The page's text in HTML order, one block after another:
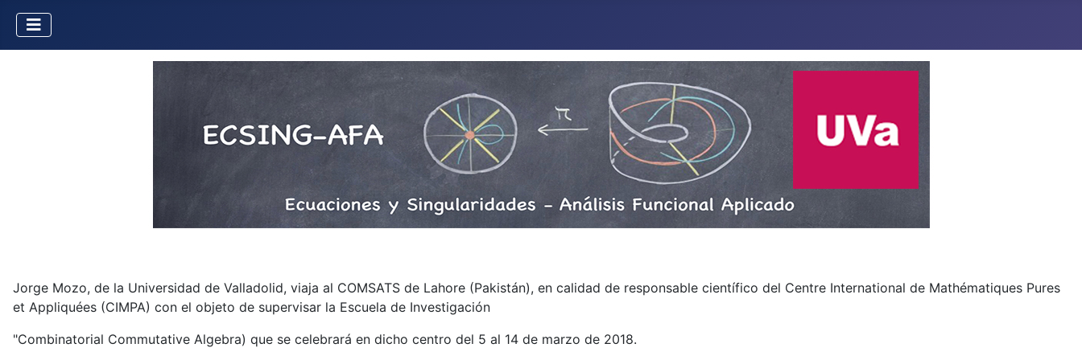
Jorge Mozo, de la Universidad de Valladolid, viaja al COMSATS de Lahore (Pakistán), en calidad de responsable científico del Centre International de Mathématiques Pures
et Appliquées (CIMPA) con el objeto de supervisar la Escuela de Investigación
"Combinatorial Commutative Algebra) que se celebrará en dicho centro del 5 al 14 de marzo de 2018.